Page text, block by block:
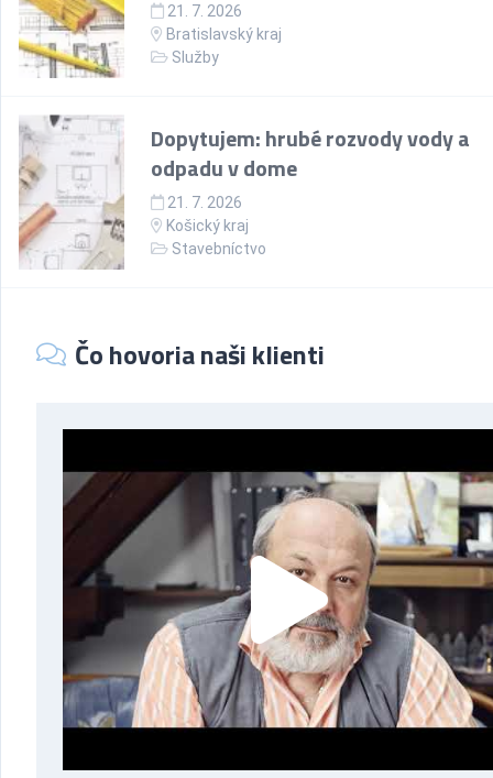
21. 7. 2026
Bratislavský kraj
Služby
Dopytujem: hrubé rozvody vody a
odpadu v dome
21. 7. 2026
Košický kraj
Stavebníctvo
Čo hovoria naši klienti